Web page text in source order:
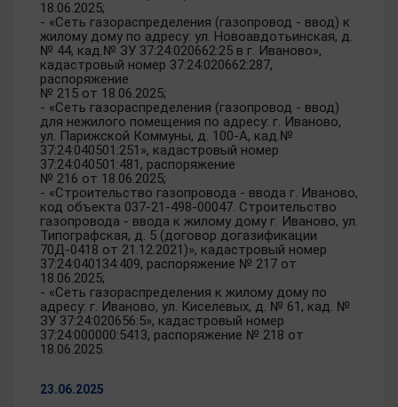
18.06.2025;
- «Сеть газораспределения (газопровод - ввод) к
жилому дому по адресу: ул. Новоавдотьинская, д.
№ 44, кад.№ ЗУ 37:24:020662:25 в г. Иваново»,
кадастровый номер 37:24:020662:287,
распоряжение
№ 215 от 18.06.2025;
- «Сеть газораспределения (газопровод - ввод)
для нежилого помещения по адресу: г. Иваново,
ул. Парижской Коммуны, д. 100-А, кад.№
37:24:040501:251», кадастровый номер
37:24:040501:481, распоряжение
№ 216 от 18.06.2025;
- «Строительство газопровода - ввода г. Иваново,
код объекта 037-21-498-00047. Строительство
газопровода - ввода к жилому дому г. Иваново, ул.
Типографская, д. 5 (договор догазификации
70Д-0418 от 21.12.2021)», кадастровый номер
37:24:040134:409, распоряжение № 217 от
18.06.2025;
- «Сеть газораспределения к жилому дому по
адресу: г. Иваново, ул. Киселевых, д. № 61, кад. №
ЗУ 37:24:020656:5», кадастровый номер
37:24:000000:5413, распоряжение № 218 от
18.06.2025.
23.06.2025